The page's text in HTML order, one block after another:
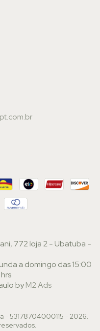
772 loja 2 - Ubatuba -
a domingo das 15:00
byM2 Ads
- 53178704000115 - 2026.